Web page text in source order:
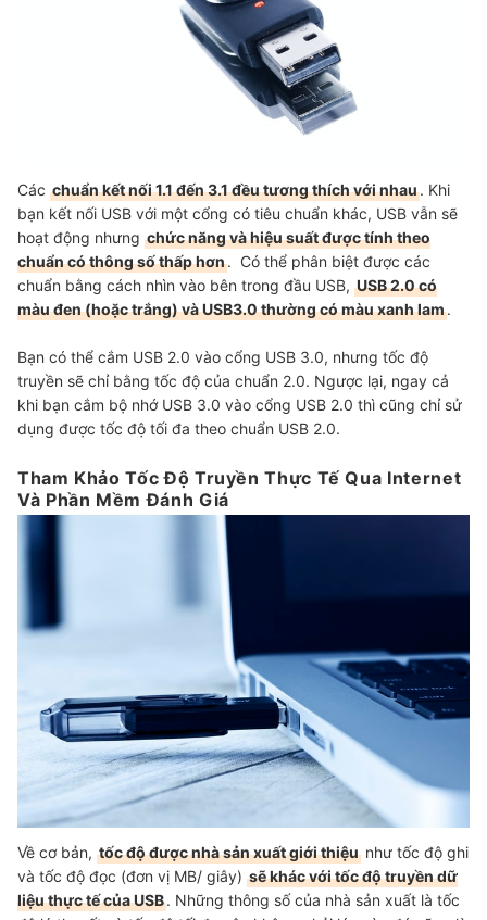
Các chuẩn kết nối 1.1 đến 3.1 đều tương thích với nhau. Khi
bạn kết nối USB với một cổng có tiêu chuẩn khác, USB vẫn sẽ
hoạt động nhưng chức năng và hiệu suất được tính theo
chuẩn có thông số thấp hơn. Có thể phân biệt được các
chuẩn bằng cách nhìn vào bên trong đầu USB, USB 2.0 có
màu đen (hoặc trắng) và USB3.0 thường có màu xanh lam.
Bạn có thể cắm USB 2.0 vào cổng USB 3.0, nhưng tốc độ
truyền sẽ chỉ bằng tốc độ của chuẩn 2.0. Ngược lại, ngay cả
khi bạn cắm bộ nhớ USB 3.0 vào cổng USB 2.0 thì cũng chỉ sử
dụng được tốc độ tối đa theo chuẩn USB 2.0.
Tham Khảo Tốc Độ Truyền Thực Tế Qua Internet
Và Phần Mềm Đánh Giá
Về cơ bản, tốc độ được nhà sản xuất giới thiệu như tốc độ ghi
và tốc độ đọc (đơn vị MB/ giây) sẽ khác với tốc độ truyền dữ
liệu thực tế của USB. Những thông số của nhà sản xuất là tốc